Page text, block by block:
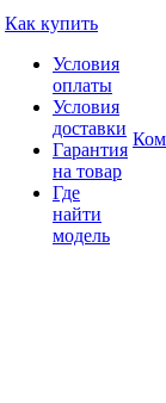
Как купить
Условия
оплаты
Условия
доставки
Гарантия
на товар
Где
найти
модель